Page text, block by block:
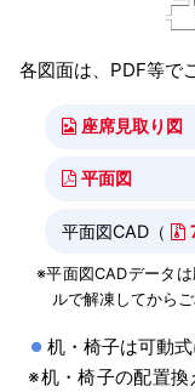
各図面は、PDF等で
座席見取り図
平面図
平面図CAD（
※平面図CADデータ
ルで解凍してからご
机・椅子は可動式
※机・椅子の配置換